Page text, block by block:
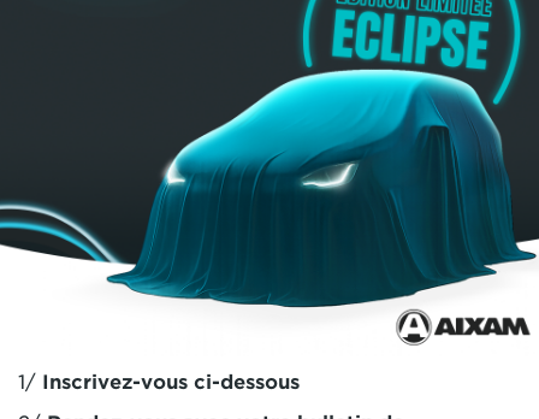
1/ Inscrivez-vous ci-dessous